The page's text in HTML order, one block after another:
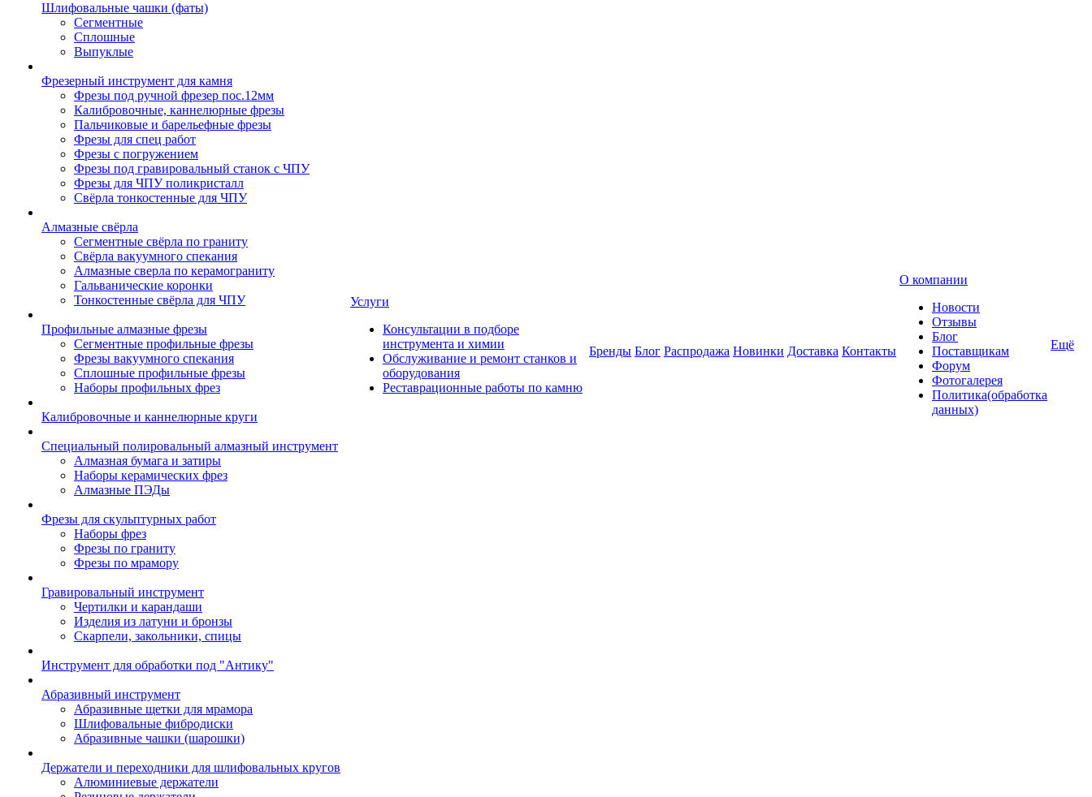
Шлифовальные чашки (фаты)
Сегментные
Сплошные
Выпуклые
Фрезерный инструмент для камня
Фрезы под ручной фрезер пос.12мм
Калибровочные, каннелюрные фрезы
Пальчиковые и барельефные фрезы
Фрезы для спец работ
Фрезы с погружением
Фрезы под гравировальный станок с ЧПУ
Фрезы для ЧПУ поликристалл
Свёрла тонкостенные для ЧПУ
Алмазные свёрла
Сегментные свёрла по граниту
Свёрла вакуумного спекания
Алмазные сверла по керамограниту
Гальванические коронки
Тонкостенные свёрла для ЧПУ
Профильные алмазные фрезы
Сегментные профильные фрезы
Фрезы вакуумного спекания
Сплошные профильные фрезы
Наборы профильных фрез
Калибровочные и каннелюрные круги
Специальный полировальный алмазный инструмент
Алмазная бумага и затиры
Наборы керамических фрез
Алмазные ПЭДы
Фрезы для скульптурных работ
Наборы фрез
Фрезы по граниту
Фрезы по мрамору
Гравировальный инструмент
Чертилки и карандаши
Изделия из латуни и бронзы
Скарпели, закольники, спицы
Инструмент для обработки под "Антику"
Абразивный инструмент
Абразивные щетки для мрамора
Шлифовальные фибродиски
Абразивные чашки (шарошки)
Держатели и переходники для шлифовальных кругов
Алюминиевые держатели
Услуги
Консультации в подборе
инструмента и химии
Обслуживание и ремонт станков и
оборудования
Реставрационные работы по камню
Бренды Блог Распродажа Новинки Доставка Контакты
О компании
Новости
Отзывы
Блог
Поставщикам
Форум
Фотогалерея
Политика(обработка
данных)
Ещё